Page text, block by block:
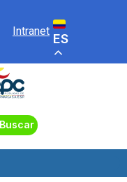
Intranet
ES
Buscar